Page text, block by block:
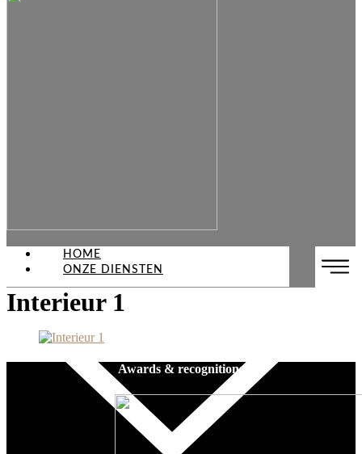
HOME
ONZE DIENSTEN
Interieur 1
Awards & recognitions